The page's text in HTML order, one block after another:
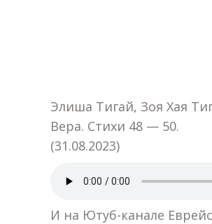
Элиша Тигай, Зоя Хая
Вера. Стихи 48 — 50.
(31.08.2023)
И на Ютуб-канале